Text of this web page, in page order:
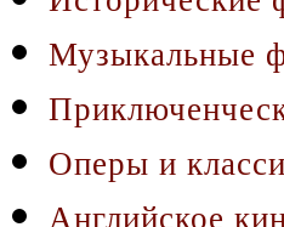
Музыкальные
Оперы и
Английское